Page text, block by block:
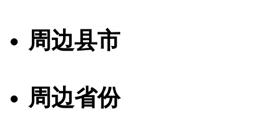
周边县市
周边省份